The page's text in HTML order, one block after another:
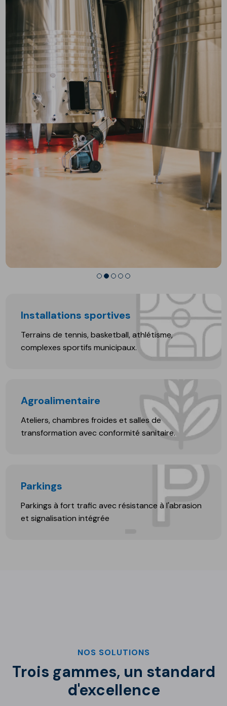
Installations sportives
Terrains de tennis, basketball, athlétisme,
complexes sportifs municipaux.
Agroalimentaire
Ateliers, chambres froides et salles de
transformation avec conformité sanitaire.
Parkings
Parkings à fort trafic avec résistance à l'abrasion
et signalisation intégrée
NOS SOLUTIONS
Trois gammes, un standard
d'excellence